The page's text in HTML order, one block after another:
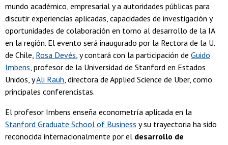
mundo académico, empresarial y a autoridades públicas para
discutir experiencias aplicadas, capacidades de investigación y
oportunidades de colaboración en torno al desarrollo de la IA
en la región. El evento será inaugurado por la Rectora de la U.
de Chile, Rosa Devés, y contará con la participación de Guido
Imbens, profesor de la Universidad de Stanford en Estados
Unidos, yAli Rauh, directora de Applied Science de Uber, como
principales conferencistas.
El profesor Imbens enseña econometría aplicada en la
Stanford Graduate School of Business y su trayectoria ha sido
reconocida internacionalmente por el desarrollo de